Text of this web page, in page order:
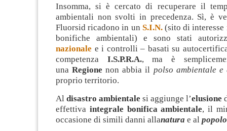
Insomma, si è cercato di recuperare il
ambientali non svolti in precedenza. Sì, è
Fluorsid ricadono in un S.I.N.(sito di interesse
bonifiche ambientali) e sono stati
nazionale e i controlli – basati su
competenza I.S.P.R.A., ma è
unaRegione non abbia il polso ambientale
proprio territorio.
Al disastro ambientale si aggiunge l’elusione
effettiva integrale bonifica ambientale, il
occasione di simili danni allanatura e al